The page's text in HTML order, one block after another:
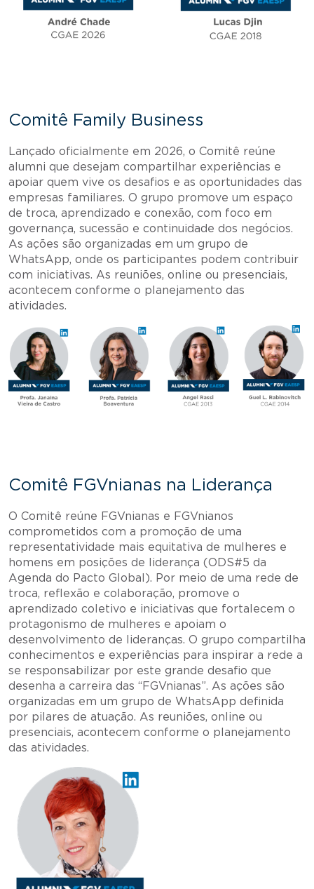
Comitê Family Business
Lançado oficialmente em 2026, o Comitê reúne
alumni que desejam compartilhar experiências e
apoiar quem vive os desafios e as oportunidades das
empresas familiares. O grupo promove um espaço
de troca, aprendizado e conexão, com foco em
governança, sucessão e continuidade dos negócios.
As ações são organizadas em um grupo de
WhatsApp, onde os participantes podem contribuir
com iniciativas. As reuniões, online ou presenciais,
acontecem conforme o planejamento das
atividades.
Comitê FGVnianas na Liderança
O Comitê reúne FGVnianas e FGVnianos
comprometidos com a promoção de uma
representatividade mais equitativa de mulheres e
homens em posições de liderança (ODS#5 da
Agenda do Pacto Global). Por meio de uma rede de
troca, reflexão e colaboração, promove o
aprendizado coletivo e iniciativas que fortalecem o
protagonismo de mulheres e apoiam o
desenvolvimento de lideranças. O grupo compartilha
conhecimentos e experiências para inspirar a rede a
se responsabilizar por este grande desafio que
desenha a carreira das “FGVnianas”. As ações são
organizadas em um grupo de WhatsApp definida
por pilares de atuação. As reuniões, online ou
presenciais, acontecem conforme o planejamento
das atividades.